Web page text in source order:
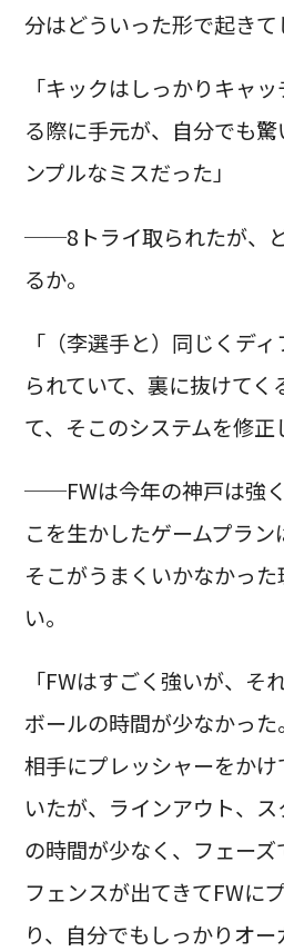
分はどういった形で起きて
「キックはしっかりキャ
る際に手元が、自分でも
ンプルなミスだった」
──8トライ取られたが、
るか。
「（李選手と）同じくデ
られていて、裏に抜けてく
て、そこのシステムを修正
──FWは今年の神戸は強
こを生かしたゲームプラ
そこがうまくいかなかっ
い。
「FWはすごく強いが、そ
ボールの時間が少なかっ
相手にプレッシャーをか
いたが、ラインアウト、
の時間が少なく、フェーズ
フェンスが出てきてFWに
り、自分でもしっかりオ